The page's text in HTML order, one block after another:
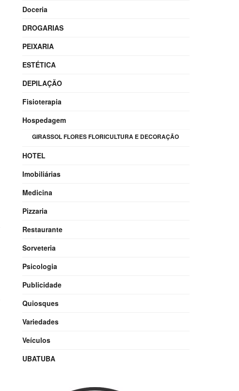
Doceria
DROGARIAS
PEIXARIA
ESTÉTICA
DEPILAÇÃO
Fisioterapia
Hospedagem
GIRASSOL FLORES FLORICULTURA E DECORAÇÃO
HOTEL
Imobiliárias
Medicina
Pizzaria
Restaurante
Sorveteria
Psicologia
Publicidade
Quiosques
Variedades
Veículos
UBATUBA